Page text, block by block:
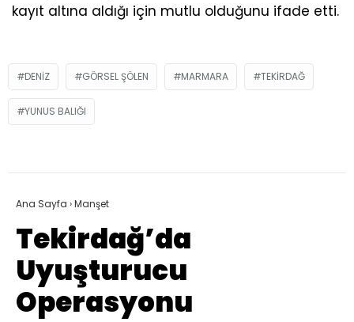
kayıt altına aldığı için mutlu olduğunu ifade etti.
DENIZ GÖRSEL ŞÖLEN MARMARA TEKIRDAĞ
YUNUS BALIĞI
Ana Sayfa ›Manşet
Tekirdağ’da
Uyuşturucu
Operasyonu